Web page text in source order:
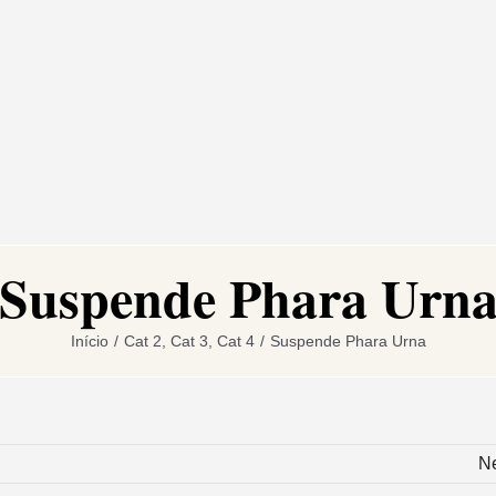
Suspende Phara
Início / Cat 2 Cat 3 Cat 4 / Suspende Phara Urna